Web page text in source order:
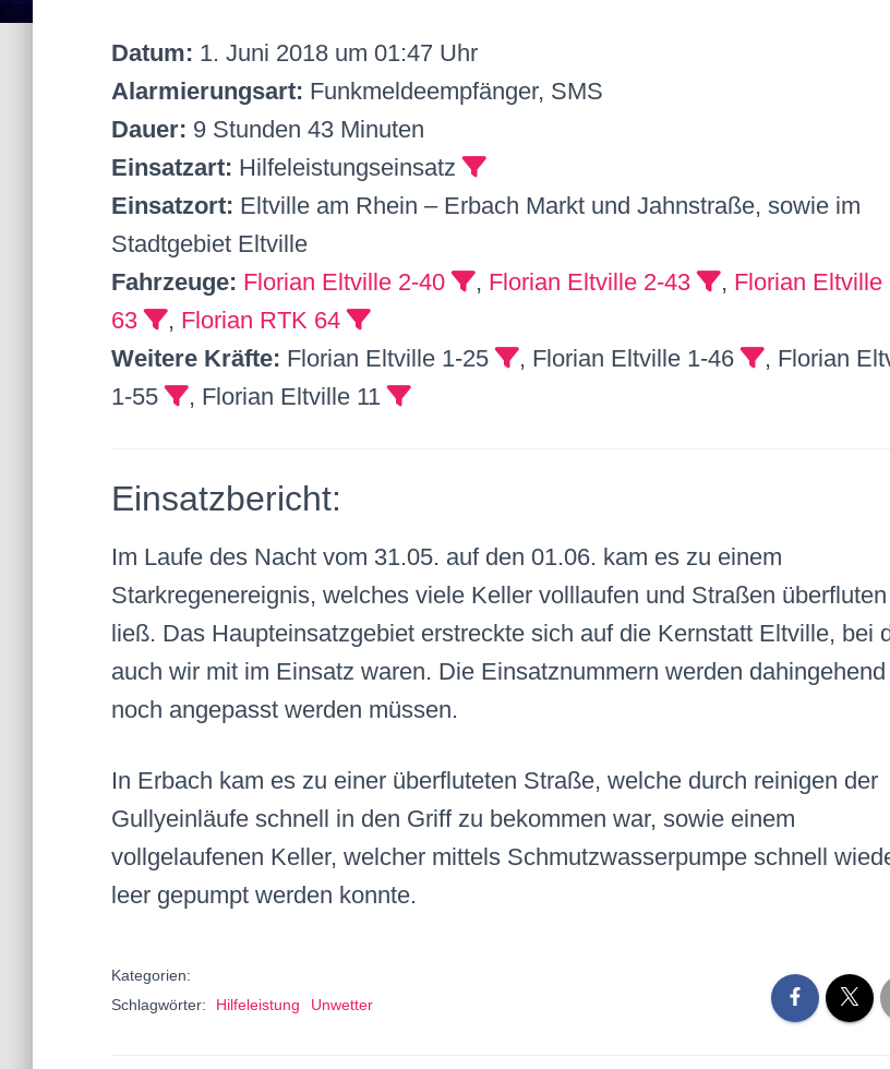
Datum: 1. Juni 2018 um 01:47 Uhr
Alarmierungsart: Funkmeldeempfänger, SMS
Dauer: 9 Stunden 43 Minuten
Einsatzart: Hilfeleistungseinsatz
Einsatzort: Eltville am Rhein – Erbach Markt und Jahnstraße, sowie im
Stadtgebiet Eltville
Fahrzeuge: Florian Eltville 2-40 , Florian Eltville 2-43 , Florian Eltville
63
, Florian RTK 64
Weitere Kräfte: Florian Eltville 1-25 , Florian Eltville 1-46
, Florian
1-55
, Florian Eltville 11
Einsatzbericht:
Im Laufe des Nacht vom 31.05. auf den 01.06. kam es zu einem
Starkregenereignis, welches viele Keller volllaufen und Straßen überfluten
ließ. Das Haupteinsatzgebiet erstreckte sich auf die Kernstatt Eltville, bei
auch wir mit im Einsatz waren. Die Einsatznummern werden dahingehend
noch angepasst werden müssen.
In Erbach kam es zu einer überfluteten Straße, welche durch reinigen der
Gullyeinläufe schnell in den Griff zu bekommen war, sowie einem
vollgelaufenen Keller, welcher mittels Schmutzwasserpumpe schnell
leer gepumpt werden konnte.
Kategorien:
Schlagwörter:
Hilfeleistung Unwetter